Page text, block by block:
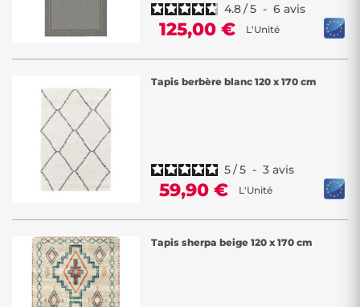
4.8/5 - 6 avis
125,00 € L'Unité
Tapis berbère blanc 120 x 170 cm
5/5 - 3 avis
59,90 € L'Unité
Tapis sherpa beige 120 x 170 cm